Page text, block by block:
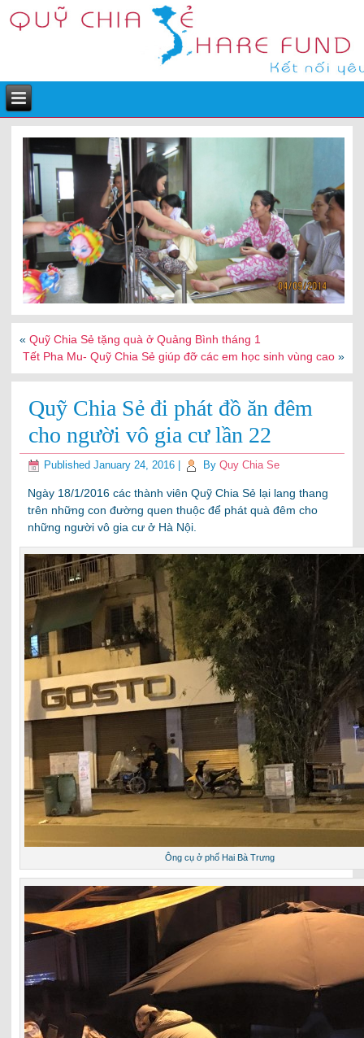
Mái lều của cụ
«Quỹ Chia Sẻ tặng quà ở Quảng Bình tháng 1
Tết Pha Mu- Quỹ Chia Sẻ giúp đỡ các em học sinh vùng cao»
Quỹ Chia Sẻ đi phát đồ ăn đêm
cho người vô gia cư lần 22
Published January 24, 2016 By Quy Chia Se
Ngày 18/1/2016 các thành viên Quỹ Chia Sẻ lại lang thang
trên những con đường quen thuộc để phát quà đêm cho
những người vô gia cư ở Hà Nội.
Ông cụ ở phố Hai Bà Trưng